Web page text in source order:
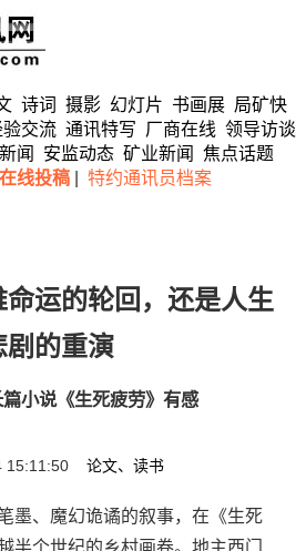
诗词 摄影 幻灯片 书画展 局矿快
验交流 通讯特写 厂商在线 领导访谈
闻 安监动态 矿业新闻
焦点话题
在线投稿 特约通讯员档案
运的轮回，还是人生
剧的重演
小说《生死疲劳》有感
15:11:50 论文、读书
、魔幻诡谲的叙事，在《生死
半个世纪的乡村画卷。地主西门